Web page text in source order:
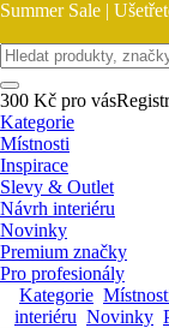
Summer Sale |
300 Kč pro vás
Kategorie
Místnosti
Inspirace
Slevy & Outlet
Návrh interiéru
Novinky
Premium značky
Pro profesionály
Kategorie
interiéru Novinky